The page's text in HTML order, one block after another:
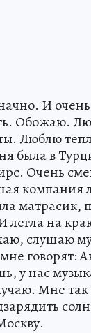
И
Обожаю.
Люблю
была в
Очень
компания
матрасик,
легла на
слушаю
говорят:
у нас
Мне